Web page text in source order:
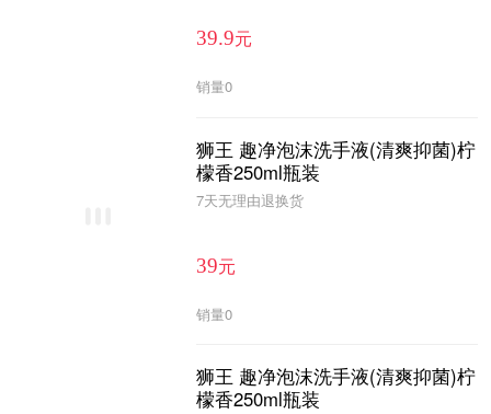
39.9元
销量0
狮王 趣净泡沫洗手液(清爽抑菌)柠
檬香250ml瓶装
7天无理由退换货
39元
销量0
狮王 趣净泡沫洗手液(清爽抑菌)柠
檬香250ml瓶装